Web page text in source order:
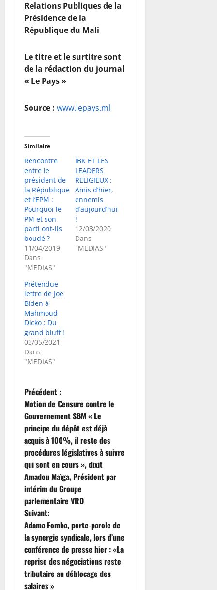
Relations Publiques de la
Présidence de la
République du Mali
Le titre et le surtitre sont
de la rédaction du journal
« Le Pays »
Source : www.lepays.ml
Similaire
Rencontre
entre le
président de
la République
et l’EPM :
Pourquoi le
PM et son
parti ont-ils
boudé ?
11/04/2019
Dans
"MEDIAS"
IBK ET LES
LEADERS
RELIGIEUX :
Amis d’hier,
ennemis
d’aujourd’hui
!
12/03/2020
Dans
"MEDIAS"
Prétendue
lettre de Joe
Biden à
Mahmoud
Dicko : Du
grand bluff !
03/05/2021
Dans
"MEDIAS"
N
a
v
i
g
a
t
i
o
n
Précédent :
Motion de Censure contre le
Gouvernement SBM « Le
principe du dépôt est déjà
acquis à 100%, il reste des
procédures législatives à suivre
qui sont en cours », dixit
Amadou Maïga, Président par
intérim du Groupe
parlementaire VRD
Suivant:
Adama Fomba, porte-parole de
la synergie syndicale, lors d’une
conférence de presse hier : «La
reprise des négociations reste
tributaire au déblocage des
salaires »